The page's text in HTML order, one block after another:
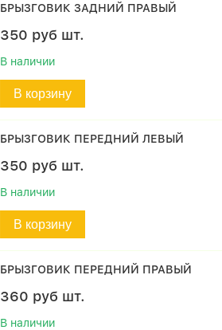
БРЫЗГОВИК ЗАДНИЙ ПРАВЫЙ
350 руб шт.
В наличии
В корзину
БРЫЗГОВИК ПЕРЕДНИЙ ЛЕВЫЙ
350 руб шт.
В наличии
В корзину
БРЫЗГОВИК ПЕРЕДНИЙ ПРАВЫЙ
360 руб шт.
В наличии